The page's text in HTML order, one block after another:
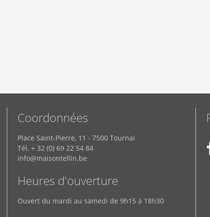
Coordonnées
Place Saint-Pierre, 11 - 7500 Tournai
Tél. + 32 (0) 69 22 54 84
info@maisontellin.be
Heures d'ouverture
Ouvert du mardi au samedi de 9h15 à 18h30